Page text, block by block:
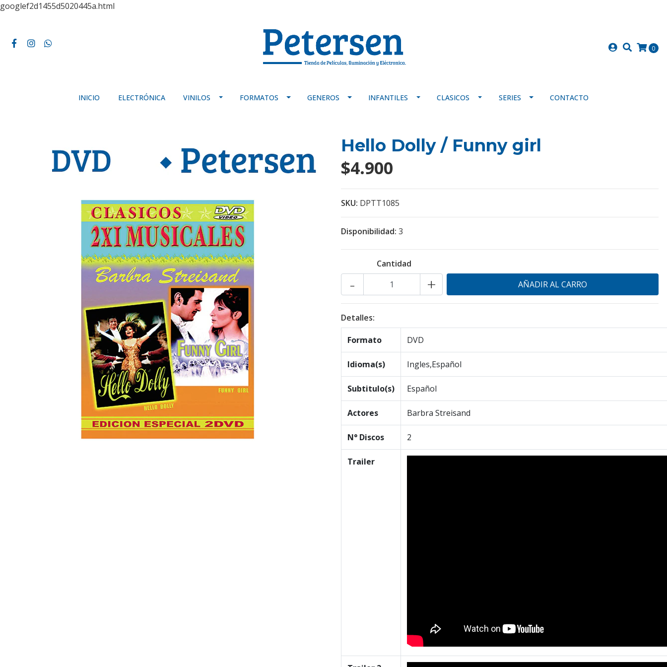
googlef2d1455d5020445a.html
0
INICIO ELECTRÓNICA VINILOS FORMATOS GENEROS INFANTILES CLASICOS SERIES CONTACTO
Hello Dolly / Funny girl
$4.900
SKU: DPTT1085
Disponibilidad: 3
Cantidad
+
-
Detalles:
Formato DVD
Idioma(s) Ingles,Español
Subtitulo(s) Español
Actores Barbra Streisand
N° Discos 2
Trailer